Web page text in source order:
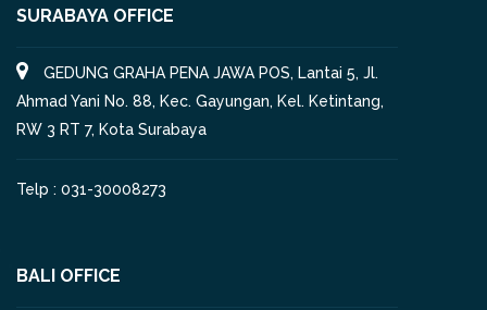
SURABAYA OFFICE
GEDUNG GRAHA PENA JAWA POS, Lantai 5, Jl.
Ahmad Yani No. 88, Kec. Gayungan, Kel. Ketintang,
RW 3 RT 7, Kota Surabaya
Telp : 031-30008273
BALI OFFICE